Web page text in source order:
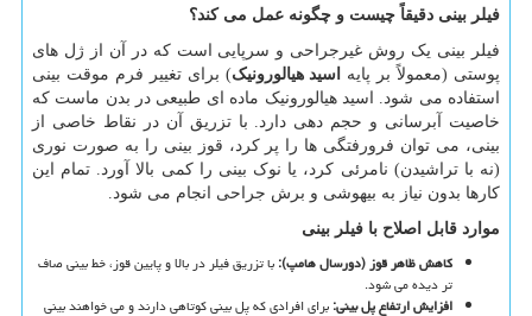
فیلر بینی دقیقاً چیست و چگونه عمل می کند؟
فیلر بینی یک روش غیرجراحی و سرپایی است که در آن از ژل های
پوستی (معمولاً بر پایه
اسید هیالورونیک) برای تغییر فرم موقت بینی
استفاده می شود. اسید هیالورونیک ماده ای طبیعی در بدن ماست که
خاصیت آبرسانی و حجم دهی دارد. با تزریق آن در نقاط خاصی از
بینی، می توان فرورفتگی ها را پر کرد، قوز بینی را به صورت نوری
(نه با تراشیدن) نامرئی کرد، یا نوک بینی را کمی بالا آورد. تمام این
کارها بدون نیاز به بیهوشی و برش جراحی انجام می شود.
موارد قابل اصلاح با فیلر بینی
کاهش ظاهر قوز (دورسال هامپ):با تزریق فیلر در بالا و پایین قوز، خط بینی صاف
تر دیده می شود.
افزایش ارتفاع پل بینی:برای افرادی که پل بینی کوتاهی دارند و می خواهند بینی